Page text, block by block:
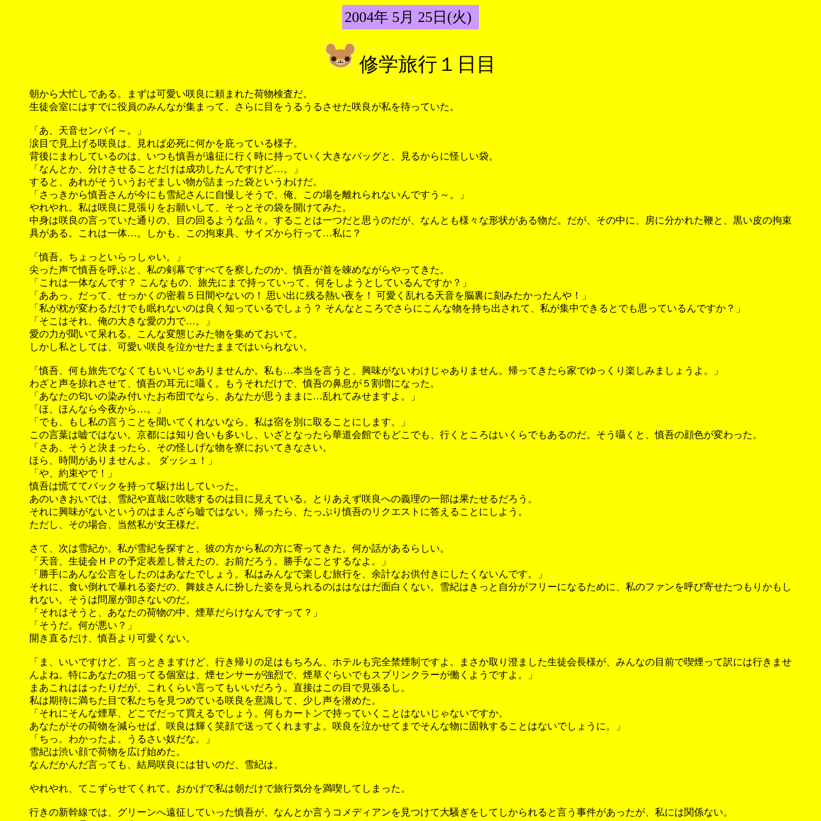
2004年 5月 25日(火)
修学旅行１日目
朝から大忙しである。まずは可愛い咲良に頼まれた荷物検査だ。
生徒会室にはすでに役員のみんなが集まって、さらに目をうるうるさせた咲良が私を待っていた。
「あ、天音センパイ～。」
涙目で見上げる咲良は、見れば必死に何かを庇っている様子。
背後にまわしているのは、いつも慎吾が遠征に行く時に持っていく大きなバッグと、見るからに怪しい袋。
「なんとか、分けさせることだけは成功したんですけど…。」
すると、あれがそういうおぞましい物が詰まった袋というわけだ。
「さっきから慎吾さんが今にも雪紀さんに自慢しそうで、俺、この場を離れられないんですう～。」
やれやれ。私は咲良に見張りをお願いして、そっとその袋を開けてみた。
中身は咲良の言っていた通りの、目の回るような品々。することは一つだと思うのだが、なんとも様々な形状がある物だ。だが、その中に、房に分かれた鞭と、黒い皮の拘束
具がある。これは一体…。しかも、この拘束具、サイズから行って…私に？
「慎吾。ちょっといらっしゃい。」
尖った声で慎吾を呼ぶと、私の剣幕ですべてを察したのか、慎吾が首を竦めながらやってきた。
「これは一体なんです？ こんなもの、旅先にまで持っていって、何をしようとしているんですか？」
「ああっ、だって、せっかくの密着５日間やないの！ 思い出に残る熱い夜を！ 可愛く乱れる天音を脳裏に刻みたかったんや！」
「私が枕が変わるだけでも眠れないのは良く知っているでしょう？ そんなところでさらにこんな物を持ち出されて、私が集中できるとでも思っているんですか？」
「そこはそれ、俺の大きな愛の力で…。」
愛の力が聞いて呆れる。こんな変態じみた物を集めておいて。
しかし私としては、可愛い咲良を泣かせたままではいられない。
「慎吾、何も旅先でなくてもいいじゃありませんか。私も…本当を言うと、興味がないわけじゃありません。帰ってきたら家でゆっくり楽しみましょうよ。」
わざと声を掠れさせて、慎吾の耳元に囁く。もうそれだけで、慎吾の鼻息が５割増になった。
「あなたの匂いの染み付いたお布団でなら、あなたが思うままに…乱れてみせますよ。」
「ほ、ほんなら今夜から…。」
「でも、もし私の言うことを聞いてくれないなら、私は宿を別に取ることにします。」
この言葉は嘘ではない。京都には知り合いも多いし、いざとなったら華道会館でもどこでも、行くところはいくらでもあるのだ。そう囁くと、慎吾の顔色が変わった。
「さあ、そうと決まったら、その怪しげな物を寮においてきなさい。
ほら、時間がありませんよ。 ダッシュ！」
「や、約束やで！」
慎吾は慌ててバックを持って駆け出していった。
あのいきおいでは、雪紀や直哉に吹聴するのは目に見えている。とりあえず咲良への義理の一部は果たせるだろう。
それに興味がないというのはまんざら嘘ではない。帰ったら、たっぷり慎吾のリクエストに答えることにしよう。
ただし、その場合、当然私が女王様だ。
さて、次は雪紀か。私が雪紀を探すと、彼の方から私の方に寄ってきた。何か話があるらしい。
「天音、生徒会ＨＰの予定表差し替えたの、お前だろう。勝手なことするなよ。」
「勝手にあんな公言をしたのはあなたでしょう。私はみんなで楽しむ旅行を、余計なお供付きにしたくないんです。」
それに、食い倒れで暴れる姿だの、舞妓さんに扮した姿を見られるのははなはだ面白くない。雪紀はきっと自分がフリーになるために、私のファンを呼び寄せたつもりかもし
れない。そうは問屋が卸さないのだ。
「それはそうと、あなたの荷物の中、煙草だらけなんですって？」
「そうだ。何が悪い？」
開き直るだけ、慎吾より可愛くない。
「ま、いいですけど、言っときますけど、行き帰りの足はもちろん、ホテルも完全禁煙制ですよ。まさか取り澄ました生徒会長様が、みんなの目前で喫煙って訳には行きませ
んよね。特にあなたの狙ってる個室は、煙センサーが強烈で、煙草ぐらいでもスプリンクラーが働くようですよ。」
まあこれははったりだが、これくらい言ってもいいだろう。直接はこの目で見張るし。
私は期待に満ちた目で私たちを見つめている咲良を意識して、少し声を潜めた。
「それにそんな煙草、どこでだって買えるでしょう。何もカートンで持っていくことはないじゃないですか。
あなたがその荷物を減らせば、咲良は輝く笑顔で送ってくれますよ。咲良を泣かせてまでそんな物に固執することはないでしょうに。」
「ちっ。わかったよ。うるさい奴だな。」
雪紀は渋い顔で荷物を広げ始めた。
なんだかんだ言っても、結局咲良には甘いのだ、雪紀は。
やれやれ、てこずらせてくれて。おかげで私は朝だけで旅行気分を満喫してしまった。
行きの新幹線では、グリーンへ遠征していった慎吾が、なんとか言うコメディアンを見つけて大騒ぎをしてしかられると言う事件があったが、私には関係ない。